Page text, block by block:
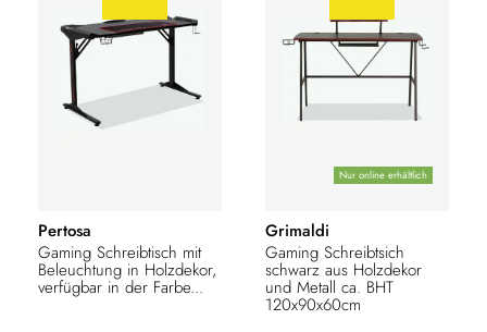
Pertosa
Gaming Schreibtisch mit
Beleuchtung in Holzdekor,
verfügbar in der Farbe...
Nur online erhältlich
Grimaldi
Gaming Schreibtsich
schwarz aus Holzdekor
und Metall ca. BHT
120x90x60cm